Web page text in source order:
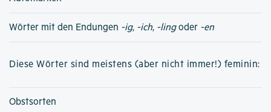
Wörter mit den Endungen -ig, -ich, -lingoder -en
Diese Wörter sind meistens (aber nicht immer!) feminin:
Obstsorten